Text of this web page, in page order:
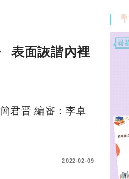
表面詼諧內裡
君晋 編審：李卓
2022-02-09